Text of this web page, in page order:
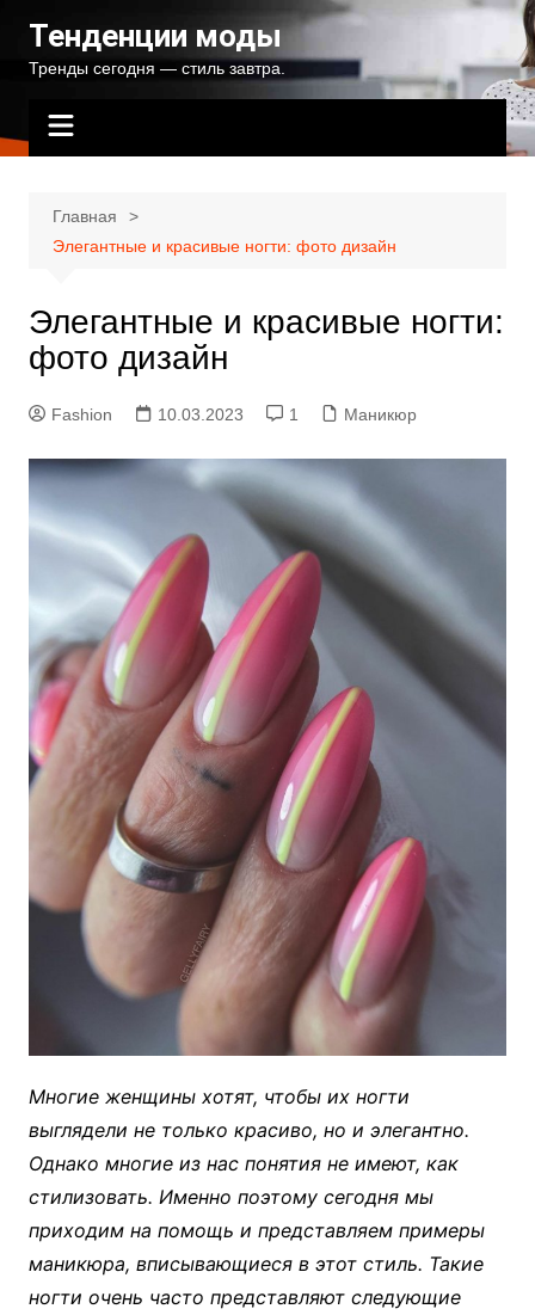
содержимому
Тенденции моды
Тренды сегодня — стиль завтра.
Главная
Элегантные и красивые ногти: фото дизайн
Элегантные и красивые ногти:
фото дизайн
Fashion 10.03.2023 1 Маникюр
Многие женщины хотят, чтобы их ногти
выглядели не только красиво, но и элегантно.
Однако многие из нас понятия не имеют, как
стилизовать. Именно поэтому сегодня мы
приходим на помощь и представляем примеры
маникюра, вписывающиеся в этот стиль. Такие
ногти очень часто представляют следующие